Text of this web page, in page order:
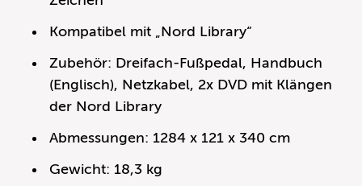
Kompatibel mit „Nord Library“
Zubehör: Dreifach-Fußpedal, Handbuch
(Englisch), Netzkabel, 2x DVD mit Klängen
der Nord Library
Abmessungen: 1284 x 121 x 340 cm
Gewicht: 18,3 kg